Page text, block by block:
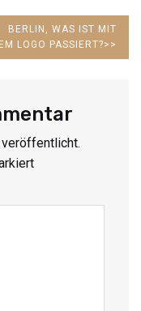
NEXT
POST:
BERLIN, WAS IST MIT
LOGO PASSIERT?>>